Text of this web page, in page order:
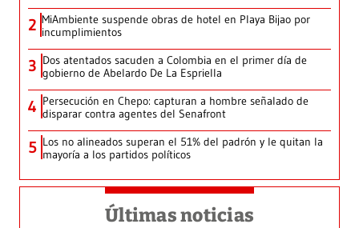
2 MiAmbiente suspende obras de hotel en Playa Bijao por
incumplimientos
3 Dos atentados sacuden a Colombia en el primer día de
gobierno de Abelardo De La Espriella
4 Persecución en Chepo: capturan a hombre señalado de
disparar contra agentes del Senafront
5 Los no alineados superan el 51% del padrón y le quitan la
mayoría a los partidos políticos
Últimas noticias